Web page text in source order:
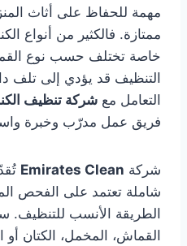
مهمة للحفاظ على أثاث
ممتازة. فالكثير من أنواع
خاصة تختلف حسب نوع
التنظيف قد يؤدي إلى تلف
التعامل مع شركة تنظيف
فريق عمل مدرّب وخبرة
شركة Emirates Clean
شاملة تعتمد على الفحص
الطريقة الأنسب للتنظيف.
القماش، المخمل، الكتان أو